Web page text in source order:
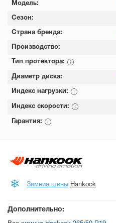
Модель:
Сезон:
Страна бренда:
Производство:
Тип протектора:
Диаметр диска:
Индекс нагрузки:
Индекс скорости:
Гарантия:
Зимние шины Hankook
Дополнительно: